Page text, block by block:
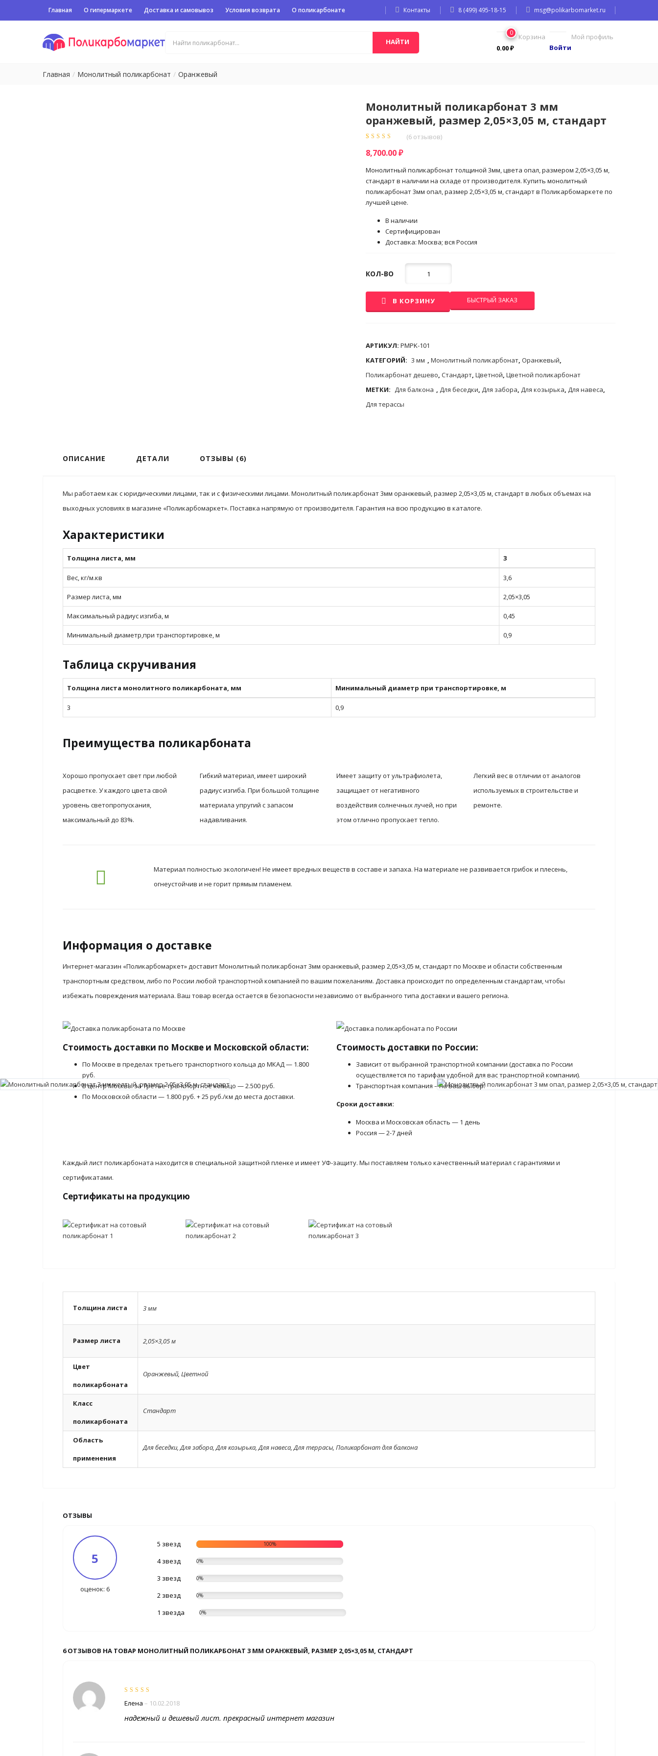
Главная О гипермаркете Доставка и самовывоз Условия возврата О поликарбонате Контакты 8 (499) 495-18-15 msg@polikarbomarket.ru
НАЙТИ
Мой профиль
Войти
0
Корзина
0.00₽
Главная Монолитный поликарбонат Оранжевый
Монолитный поликарбонат 3 мм
оранжевый, размер 2,05×3,05 м, стандарт
5 на основе
опроса
(6 отзывов)
8,700.00₽
Монолитный поликарбонат толщиной 3мм, цвета опал, размером 2,05×3,05 м,
стандарт в наличии на складе от производителя. Купить монолитный
поликарбонат 3мм опал, размер 2,05×3,05 м, стандарт в Поликарбомаркете по
лучшей цене.
В наличии
Сертифицирован
Доставка: Москва; вся Россия
КОЛ-ВО
В КОРЗИНУ БЫСТРЫЙ ЗАКАЗ
АРТИКУЛ: PMPK-101
КАТЕГОРИЙ: 3 мм , Монолитный поликарбонат, Оранжевый,
Поликарбонат дешево, Стандарт, Цветной, Цветной поликарбонат
МЕТКИ: Для балкона , Для беседки, Для забора, Для козырька, Для навеса,
Для терассы
ОПИСАНИЕ ДЕТАЛИ ОТЗЫВЫ (6)
Мы работаем как с юридическими лицами, так и с физическими лицами. Монолитный поликарбонат 3мм оранжевый, размер 2,05×3,05 м, стандарт в любых объемах на
выходных условиях в магазине «Поликарбомаркет». Поставка напрямую от производителя. Гарантия на всю продукцию в каталоге.
Характеристики
Толщина листа, мм 3
Вес, кг/м.кв 3,6
Размер листа, мм 2,05×3,05
Максимальный радиус изгиба, м 0,45
Минимальный диаметр,при транспортировке, м 0,9
Таблица скручивания
Толщина листа монолитного поликарбоната, мм Минимальный диаметр при транспортировке, м
3 0,9
Преимущества поликарбоната
Хорошо пропускает свет при любой
расцветке. У каждого цвета свой
уровень светопропускания,
максимальный до 83%.
Гибкий материал, имеет широкий
радиус изгиба. При большой толщине
материала упругий с запасом
надавливания.
Имеет защиту от ультрафиолета,
защищает от негативного
воздействия солнечных лучей, но при
этом отлично пропускает тепло.
Легкий вес в отличии от аналогов
используемых в строительстве и
ремонте.
Материал полностью экологичен! Не имеет вредных веществ в составе и запаха. На материале не развивается грибок и плесень,
огнеустойчив и не горит прямым пламенем.
Информация о доставке
Интернет-магазин «Поликарбомаркет» доставит Монолитный поликарбонат 3мм оранжевый, размер 2,05×3,05 м, стандарт по Москве и области собственным
транспортным средством, либо по России любой транспортной компанией по вашим пожеланиям. Доставка происходит по определенным стандартам, чтобы
избежать повреждения материала. Ваш товар всегда остается в безопасности независимо от выбранного типа доставки и вашего региона.
Стоимость доставки по Москве и Московской области:
По Москве в пределах третьего транспортного кольца до МКАД — 1.800
руб.
В центр Москвы за Третье транспортное кольцо — 2.500 руб.
По Московской области — 1.800 руб. + 25 руб./км до места доставки.
Стоимость доставки по России:
Зависит от выбранной транспортной компании (доставка по России
осуществляется по тарифам удобной для вас транспортной компании).
Транспортная компания – на ваш выбор.
Сроки доставки:
Москва и Московская область — 1 день
Россия — 2-7 дней
Каждый лист поликарбоната находится в специальной защитной пленке и имеет УФ-защиту. Мы поставляем только качественный материал с гарантиями и
сертификатами.
Сертификаты на продукцию
Толщина листа 3 мм
Размер листа 2,05×3,05 м
Цвет
поликарбоната
Оранжевый Цветной
Класс
поликарбоната
Стандарт
Область
применения
Для беседки Для забора Для козырька Для навеса Для террасы Поликарбонат для балкона
ОТЗЫВЫ
5
оценок: 6
5 звезд 100%
4 звезд 0%
3 звезд 0%
2 звезд 0%
1 звезда 0%
6 ОТЗЫВОВ НА ТОВАР МОНОЛИТНЫЙ ПОЛИКАРБОНАТ 3 ММ ОРАНЖЕВЫЙ, РАЗМЕР 2,05×3,05 М, СТАНДАРТ
Елена – 10.02.2018
надежный и дешевый лист. прекрасный интернет магазин